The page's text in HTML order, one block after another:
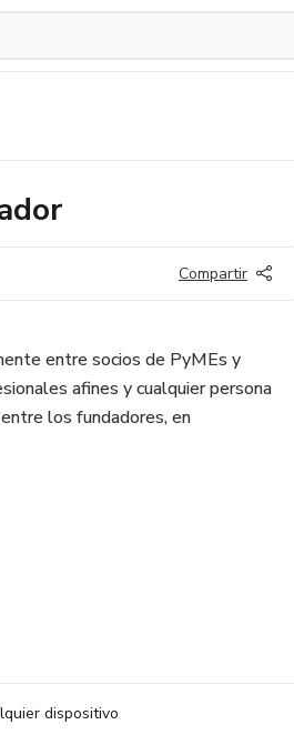
Compartir
entre socios de PyMEs y
afines y cualquier persona
los fundadores, en
dispositivo